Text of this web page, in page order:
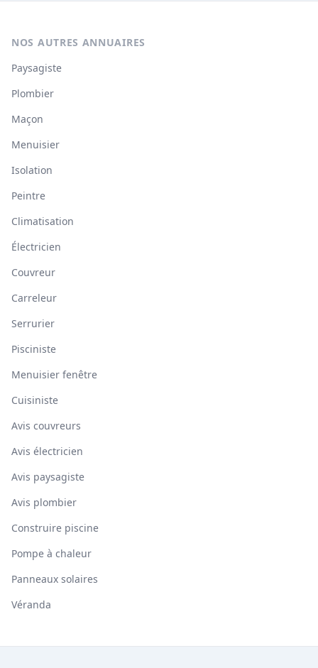
NOS AUTRES ANNUAIRES
Paysagiste
Plombier
Maçon
Menuisier
Isolation
Peintre
Climatisation
Électricien
Couvreur
Carreleur
Serrurier
Pisciniste
Menuisier fenêtre
Cuisiniste
Avis couvreurs
Avis électricien
Avis paysagiste
Avis plombier
Construire piscine
Pompe à chaleur
Panneaux solaires
Véranda